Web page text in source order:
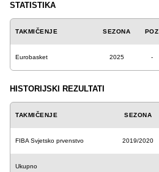
STATISTIKA
TAKMIČENJE SEZONA POZ
Eurobasket 2025 -
HISTORIJSKI REZULTATI
TAKMIČENJE SEZONA
FIBA Svjetsko prvenstvo 2019/2020
Ukupno